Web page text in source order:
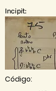
Incipit:
Código: